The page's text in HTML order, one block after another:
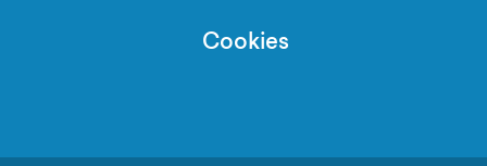
Cookies